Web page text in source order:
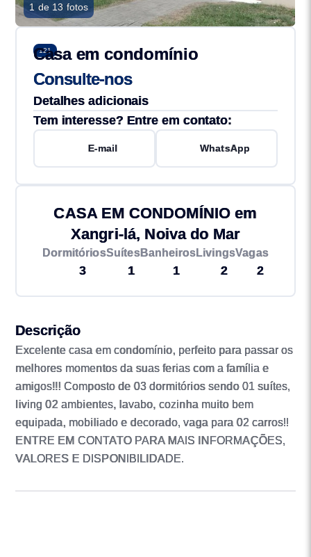
1 de 13 fotos
121
Casa em condomínio
Consulte-nos
Detalhes adicionais
Tem interesse? Entre em contato:
E-mail WhatsApp
CASA EM CONDOMÍNIO em
Xangri-lá, Noiva do Mar
Dormitórios
3
Suítes
1
Banheiros
1
Livings
2
Vagas
2
Descrição
Excelente casa em condomínio, perfeito para passar os
melhores momentos da suas ferias com a família e
amigos!!! Composto de 03 dormitórios sendo 01 suítes,
living 02 ambientes, lavabo, cozinha muito bem
equipada, mobiliado e decorado, vaga para 02 carros!!
ENTRE EM CONTATO PARA MAIS INFORMAÇÕES,
VALORES E DISPONIBILIDADE.